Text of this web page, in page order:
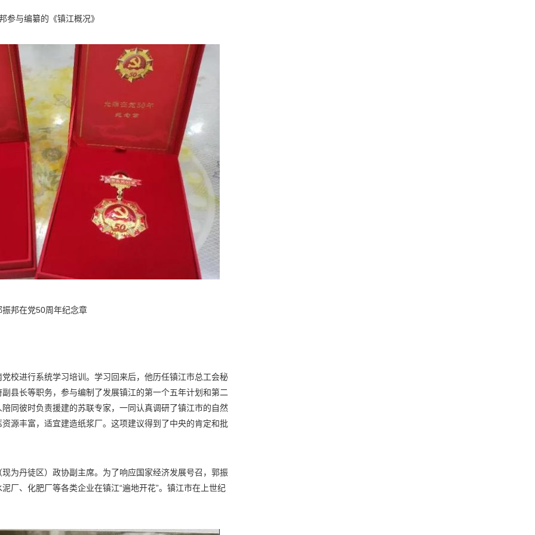
参与编纂的《镇江概况》
振邦在党50周年纪念章
校进行系统学习培训。学习回来后，他历任镇江市总工会秘
县长等职务，参与编制了发展镇江的第一个五年计划和第二
同彼时负责援建的苏联专家，一同认真调研了镇江市的自然
源丰富，适宜建造纸浆厂。这项建议得到了中央的肯定和批
为丹徒区）政协副主席。为了响应国家经济发展号召，郭振
厂、化肥厂等各类企业在镇江“遍地开花”。镇江市在上世纪